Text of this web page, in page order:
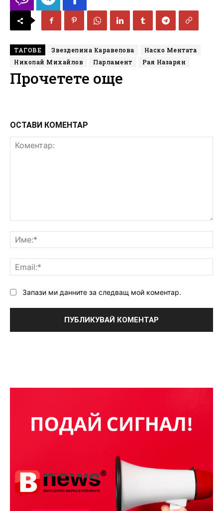
ТАГОВЕ Звезделина Каравелова
Наско Ментата
Николай Михайлов
Парламент Рая Назарян
Прочетете още
ОСТАВИ КОМЕНТАР
Запази ми данните за следващ мой коментар.